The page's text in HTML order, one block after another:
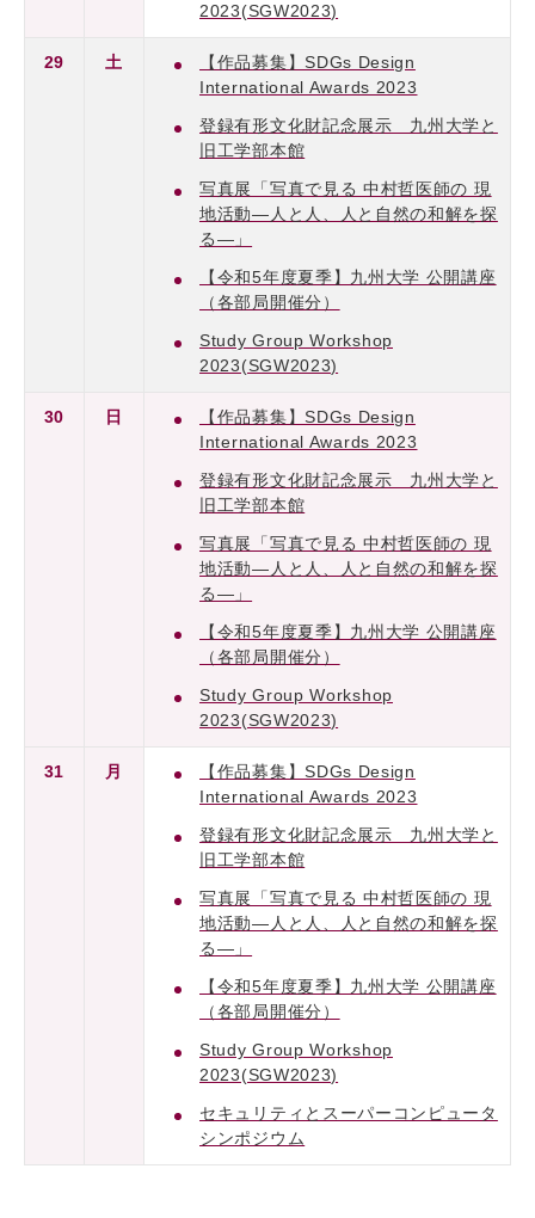
2023(SGW2023)
29 土
【作品募集】SDGs Design
International Awards 2023
登録有形文化財記念展示 九州大学と
旧工学部本館
写真展「写真で見る 中村哲医師の 現
地活動―人と人、人と自然の和解を探
る―」
【令和5年度夏季】九州大学 公開講座
（各部局開催分）
Study Group Workshop
2023(SGW2023)
30 日
【作品募集】SDGs Design
International Awards 2023
登録有形文化財記念展示 九州大学と
旧工学部本館
写真展「写真で見る 中村哲医師の 現
地活動―人と人、人と自然の和解を探
る―」
【令和5年度夏季】九州大学 公開講座
（各部局開催分）
Study Group Workshop
2023(SGW2023)
31 月
【作品募集】SDGs Design
International Awards 2023
登録有形文化財記念展示 九州大学と
旧工学部本館
写真展「写真で見る 中村哲医師の 現
地活動―人と人、人と自然の和解を探
る―」
【令和5年度夏季】九州大学 公開講座
（各部局開催分）
Study Group Workshop
2023(SGW2023)
セキュリティとスーパーコンピュータ
シンポジウム